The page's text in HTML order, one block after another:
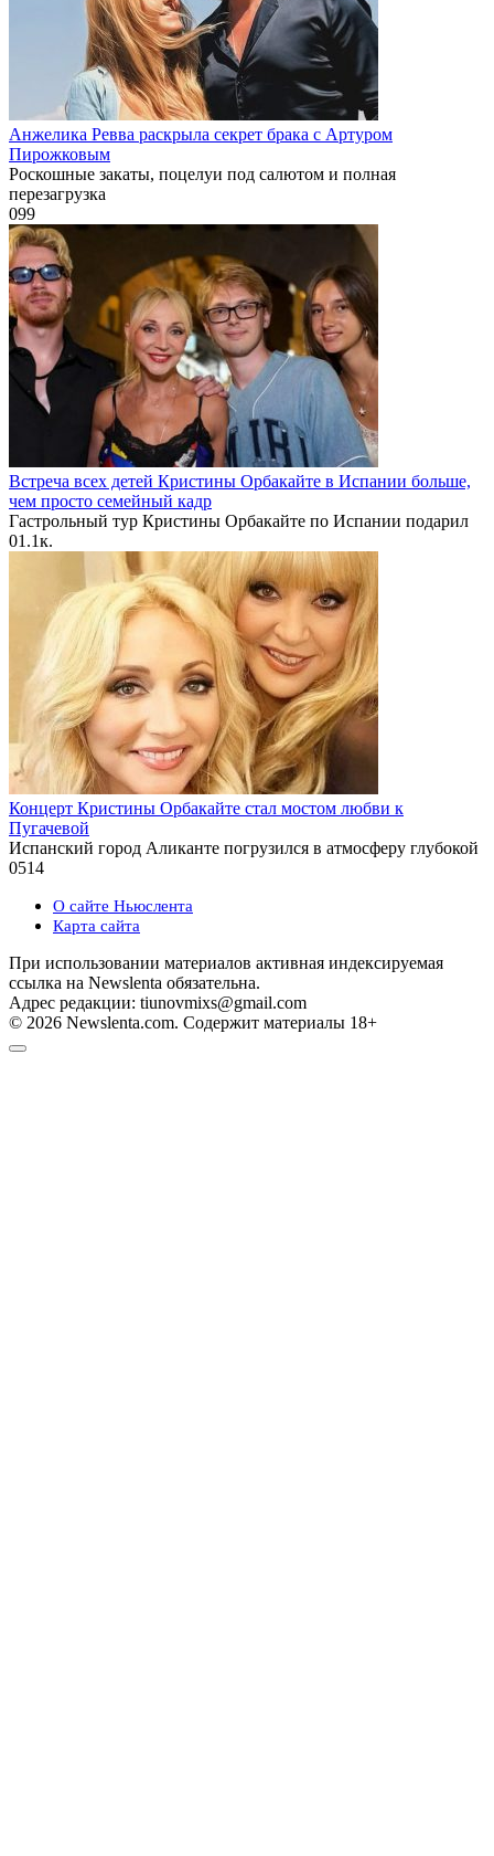
Анжелика Ревва раскрыла секрет брака с Артуром
Пирожковым
Роскошные закаты, поцелуи под салютом и полная
перезагрузка
099
Встреча всех детей Кристины Орбакайте в Испании больше,
чем просто семейный кадр
Гастрольный тур Кристины Орбакайте по Испании подарил
01.1к.
Концерт Кристины Орбакайте стал мостом любви к
Пугачевой
Испанский город Аликанте погрузился в атмосферу глубокой
0514
О сайте Ньюслента
Карта сайта
При использовании материалов активная индексируемая
ссылка на Newslenta обязательна.
Адрес редакции: tiunovmixs@gmail.com
© 2026 Newslenta.com. Содержит материалы 18+